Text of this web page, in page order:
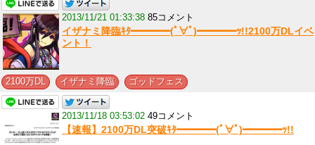
2013/11/21 01:33:38 85コメント
イザナミ降臨ｷﾀ━━━━(ﾟ∀ﾟ)━━━━ｯ!!2100万DLイベ
ント！
2100万DL イザナミ降臨 ゴッドフェス
2013/11/18 03:53:02 49コメント
【速報】2100万DL突破ｷﾀ━━━━(ﾟ∀ﾟ)━━━━ｯ!!